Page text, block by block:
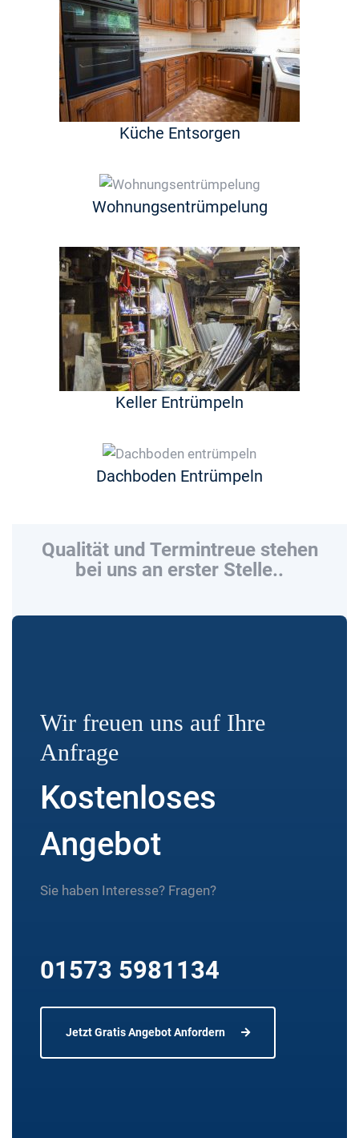
Küche Entsorgen
Wohnungsentrümpelung
Keller Entrümpeln
Dachboden Entrümpeln
Qualität und Termintreue stehen
bei uns an erster Stelle..
Wir freuen uns auf Ihre
Anfrage
Kostenloses
Angebot
Sie haben Interesse? Fragen?
01573 5981134
Jetzt Gratis Angebot Anfordern